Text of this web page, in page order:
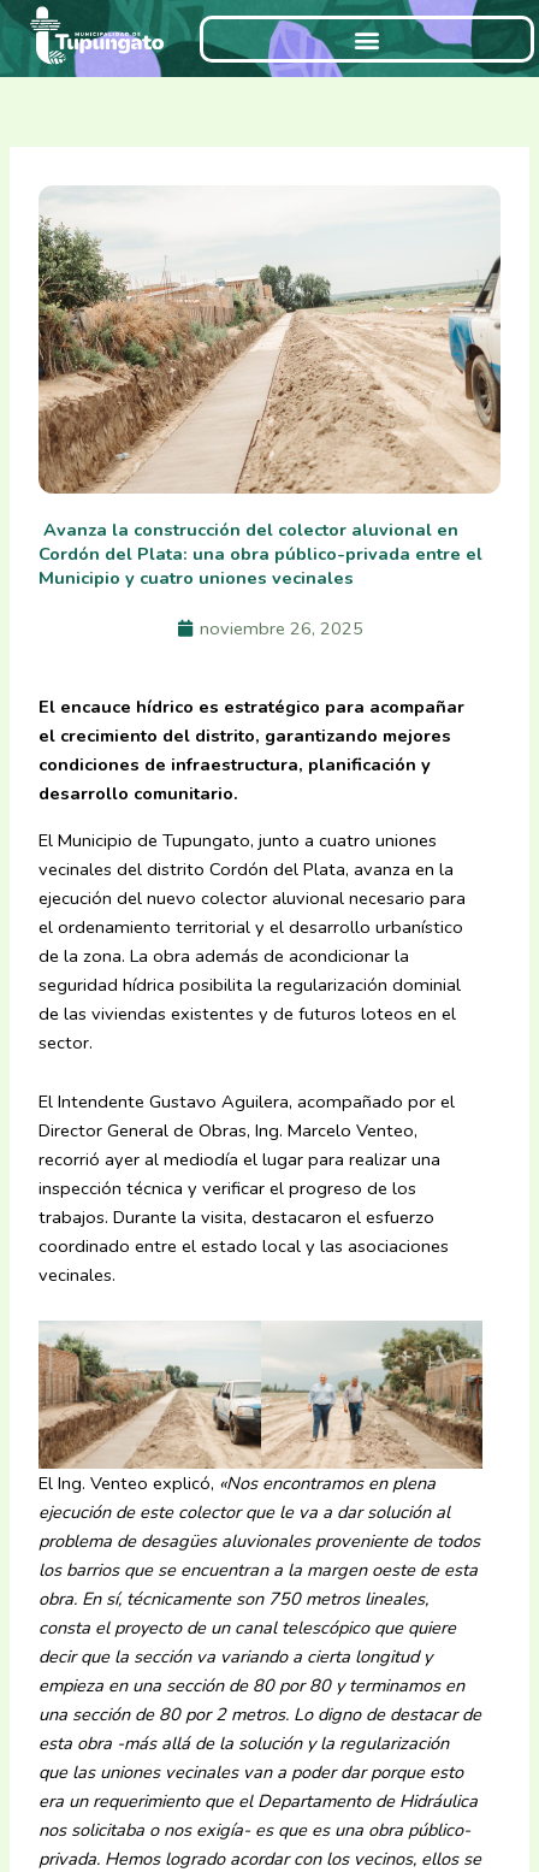
Ir
contenido
Avanza la construcción del colector aluvional en
Cordón del Plata: una obra público-privada entre el
Municipio y cuatro uniones vecinales
noviembre 26, 2025
El encauce hídrico es estratégico para acompañar
el crecimiento del distrito, garantizando mejores
condiciones de infraestructura, planificación y
desarrollo comunitario.
El Municipio de Tupungato, junto a cuatro uniones
vecinales del distrito Cordón del Plata, avanza en la
ejecución del nuevo colector aluvional necesario para
el ordenamiento territorial y el desarrollo urbanístico
de la zona. La obra además de acondicionar la
seguridad hídrica posibilita la regularización dominial
de las viviendas existentes y de futuros loteos en el
sector.
El Intendente Gustavo Aguilera, acompañado por el
Director General de Obras, Ing. Marcelo Venteo,
recorrió ayer al mediodía el lugar para realizar una
inspección técnica y verificar el progreso de los
trabajos. Durante la visita, destacaron el esfuerzo
coordinado entre el estado local y las asociaciones
vecinales.
El Ing. Venteo explicó, «Nos encontramos en plena
ejecución de este colector que le va a dar solución al
problema de desagües aluvionales proveniente de todos
los barrios que se encuentran a la margen oeste de esta
obra. En sí, técnicamente son 750 metros lineales,
consta el proyecto de un canal telescópico que quiere
decir que la sección va variando a cierta longitud y
empieza en una sección de 80 por 80 y terminamos en
una sección de 80 por 2 metros. Lo digno de destacar de
esta obra -más allá de la solución y la regularización
que las uniones vecinales van a poder dar porque esto
era un requerimiento que el Departamento de Hidráulica
nos solicitaba o nos exigía- es que es una obra público-
privada. Hemos logrado acordar con los vecinos, ellos se